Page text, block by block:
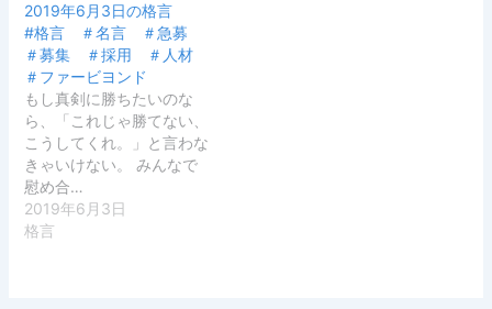
2019年6月3日の格言
#格言 ＃名言 ＃急募
＃募集 ＃採用 ＃人材
＃ファービヨンド
もし真剣に勝ちたいのな
ら、「これじゃ勝てない、
こうしてくれ。」と言わな
きゃいけない。 みんなで
慰め合…
2019年6月3日
格言